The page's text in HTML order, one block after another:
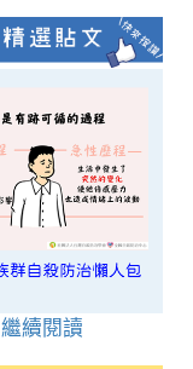
繼續閱讀